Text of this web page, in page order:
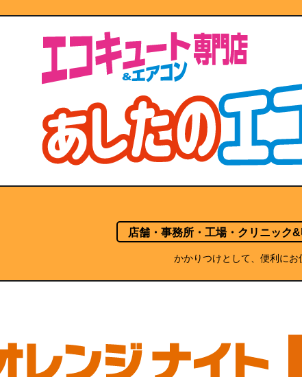
店舗・事務所・工場・クリニック&
かかりつけとして、便利にお